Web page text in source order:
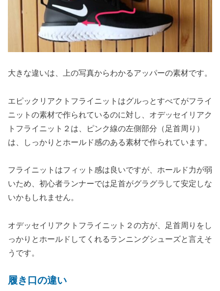
大きな違いは、上の写真からわかるアッパーの素材です。
エピックリアクトフライニットはグルっとすべてがフライ
ニットの素材で作られているのに対し、オデッセイリアク
トフライニット２は、ピンク線の左側部分（足首周り）
は、しっかりとホールド感のある素材で作られています。
フライニットはフィット感は良いですが、ホールド力が弱
いため、初心者ランナーでは足首がグラグラして安定しな
いかもしれません。
オデッセイリアクトフライニット２の方が、足首周りをし
っかりとホールドしてくれるランニングシューズと言えそ
うです。
履き口の違い